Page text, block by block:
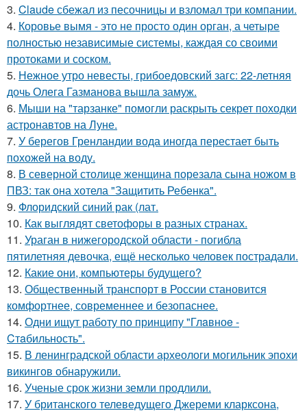
3. Claude сбежал из песочницы и взломал три компании.
4. Коровье вымя - это не просто один орган, а четыре
полностью независимые системы, каждая со своими
протоками и соском.
5. Нежное утро невесты, грибоедовский загс: 22-летняя
дочь Олега Газманова вышла замуж.
6. Мыши на "тарзанке" помогли раскрыть секрет походки
астронавтов на Луне.
7. У берегов Гренландии вода иногда перестает быть
похожей на воду.
8. В северной столице женщина порезала сына ножом в
ПВЗ: так она хотела "Защитить Ребенка".
9. Флоридский синий рак (лат.
10. Как выглядят светофоры в разных странах.
11. Ураган в нижегородской области - погибла
пятилетняя девочка, ещё несколько человек пострадали.
12. Какие они, компьютеры будущего?
13. Общественный транспорт в России становится
комфортнее, современнее и безопаснее.
14. Одни ищут работу по принципу "Глaвноe -
Cтaбильность".
15. В ленинградской области археологи могильник эпохи
викингов обнаружили.
16. Ученые срок жизни земли продлили.
17. У британского телеведущего Джереми кларксона,